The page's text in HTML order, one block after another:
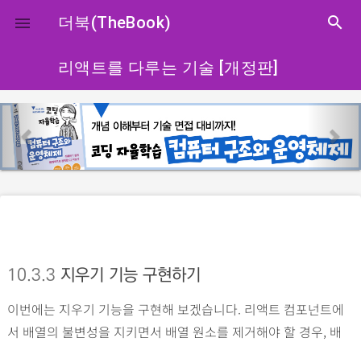
close
 더북(TheBook) search
리액트를 다루는 기술 [개정판]
p
r
e
s
e
x
10.3.3 지우기 기능 구현하기
이번에는 지우기 기능을 구현해 보겠습니다. 리액트 컴포넌트에
서 배열의 불변성을 지키면서 배열 원소를 제거해야 할 경우, 배